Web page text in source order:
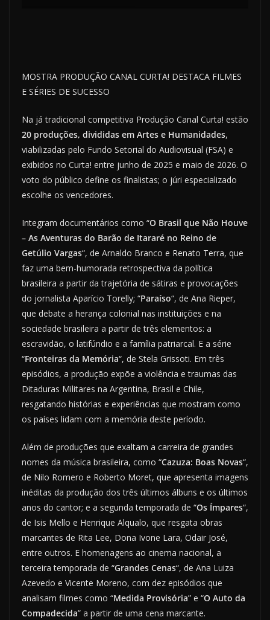
MOSTRA PRODUÇÃO CANAL CURTA! DESTACA FILMES
E SÉRIES DE SUCESSO
Na já tradicional competitiva Produção Canal Curta! estão
20 produções, divididas em Artes e Humanidades,
viabilizadas pelo Fundo Setorial do Audiovisual (FSA) e
exibidos no Curta! entre junho de 2025 e maio de 2026. O
voto do público define os finalistas; o júri especializado
escolhe os vencedores.
Integram documentários como “O Brasil que Não Houve
– As Aventuras do Barão de Itararé no Reino de
Getúlio Vargas“, de Arnaldo Branco e Renato Terra, que
faz uma bem-humorada retrospectiva da política
brasileira a partir da trajetória de sátiras e provocações
do jornalista Aparício Torelly; “Paraíso“, de Ana Rieper,
que debate a herança colonial nas instituições e na
sociedade brasileira a partir de três elementos: a
escravidão, o latifúndio e a família patriarcal. E a série
“Fronteiras da Memória“, de Stela Grissoti. Em três
episódios, a produção expõe a violência e traumas das
Ditaduras Militares na Argentina, Brasil e Chile,
resgatando histórias e experiências que mostram como
os países lidam com a memória deste período.
Além de produções que exaltam a carreira de grandes
nomes da música brasileira, como “Cazuza: Boas Novas“,
de Nilo Romero e Roberto Moret, que apresenta imagens
inéditas da produção dos três últimos álbuns e os últimos
anos do cantor; e a segunda temporada de “Os Ímpares“,
de Isis Mello e Henrique Alqualo, que resgata obras
marcantes de Rita Lee, Dona Ivone Lara, Odair José,
entre outros. E homenagens ao cinema nacional, a
terceira temporada de “Grandes Cenas“, de Ana Luiza
Azevedo e Vicente Moreno, com dez episódios que
analisam filmes como “Medida Provisória” e “O Auto da
Compadecida” a partir de uma cena marcante.